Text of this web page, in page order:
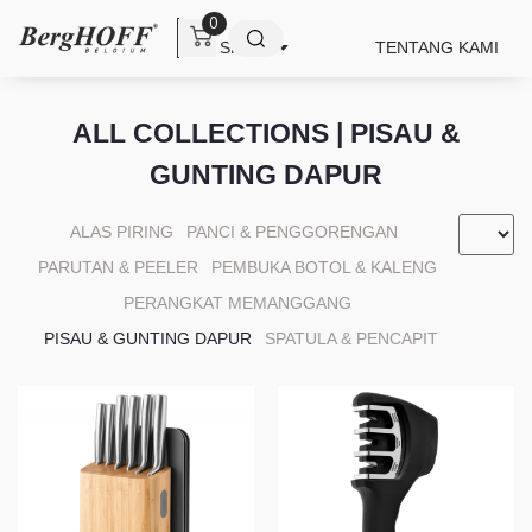
SHOP TENTANG KAMI
0
ALL COLLECTIONS | PISAU &
GUNTING DAPUR
ALAS PIRING
PANCI & PENGGORENGAN
PARUTAN & PEELER
PEMBUKA BOTOL & KALENG
PERANGKAT MEMANGGANG
PISAU & GUNTING DAPUR
SPATULA & PENCAPIT